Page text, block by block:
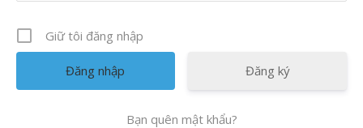
Giữ tôi đăng nhập
Đăng ký
Bạn quên mật khẩu?